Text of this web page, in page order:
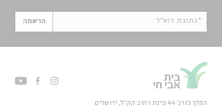
*כתובת דוא"ל הרשמה
המלך ג'ורג' 44 פינת רחוב קק״ל, ירושלים